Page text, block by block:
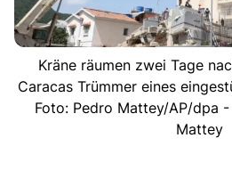
Kräne räumen zwei Tage
Caracas Trümmer eines
Foto: Pedro Mattey/AP/dpa
Mattey